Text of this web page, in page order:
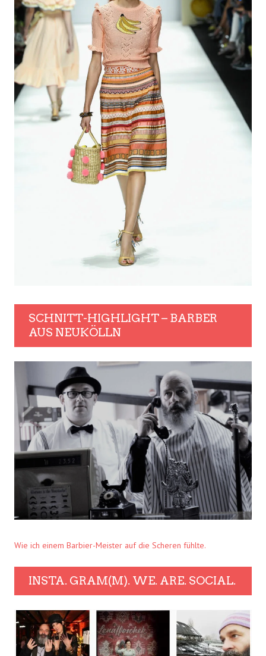
SCHNITT-HIGHLIGHT – BARBER
AUS NEUKÖLLN
Wie ich einem Barbier-Meister auf die Scheren fühlte.
INSTA. GRAM(M). WE. ARE. SOCIAL.